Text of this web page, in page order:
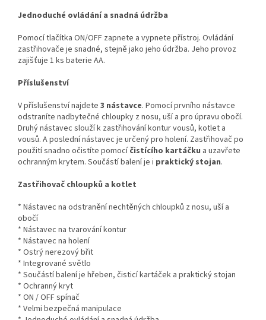
Jednoduché ovládání a snadná údržba
Pomocí tlačítka ON/OFF zapnete a vypnete přístroj. Ovládání
zastřihovače je snadné, stejně jako jeho údržba. Jeho provoz
zajišťuje 1 ks baterie AA.
Příslušenství
V příslušenství najdete 3 nástavce. Pomocí prvního nástavce
odstraníte nadbytečné chloupky z nosu, uší a pro úpravu obočí.
Druhý nástavec slouží k zastřihování kontur vousů, kotlet a
vousů. A poslední nástavec je určený pro holení. Zastřihovač po
použití snadno očistíte pomocíčistícího kartáčku a uzavřete
ochranným krytem. Součástí balení je i praktický stojan.
Zastřihovač chloupků a kotlet
* Nástavec na odstranění nechtěných chloupků z nosu, uší a
obočí
* Nástavec na tvarování kontur
* Nástavec na holení
* Ostrý nerezový břit
* Integrované světlo
* Součástí balení je hřeben, čisticí kartáček a praktický stojan
* Ochranný kryt
* ON / OFF spínač
* Velmi bezpečná manipulace